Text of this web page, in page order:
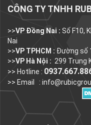
CÔNG TY TNHH
>>VP Đồng Nai : Số F10,
Nai
>>VP TPHCM : Đường số
>>VP Hà Nội : 299 Trung
>> Hotline :
>> Email :